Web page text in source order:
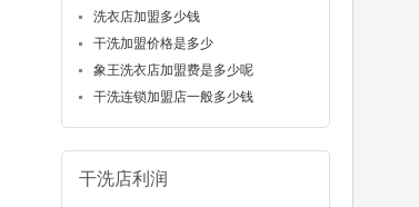
洗衣店加盟多少钱
干洗加盟价格是多少
象王洗衣店加盟费是多少呢
干洗连锁加盟店一般多少钱
干洗店利润